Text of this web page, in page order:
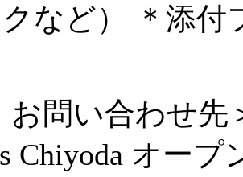
など） ＊添
お問い合わせ先
Chiyoda オー